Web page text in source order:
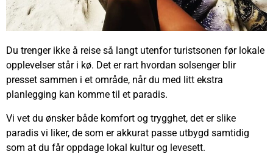
Du trenger ikke å reise så langt utenfor turistsonen før lokale
opplevelser står i kø. Det er rart hvordan solsenger blir
presset sammen i et område, når du med litt ekstra
planlegging kan komme til et paradis.
Vi vet du ønsker både komfort og trygghet, det er slike
paradis vi liker, de som er akkurat passe utbygd samtidig
som at du får oppdage lokal kultur og levesett.